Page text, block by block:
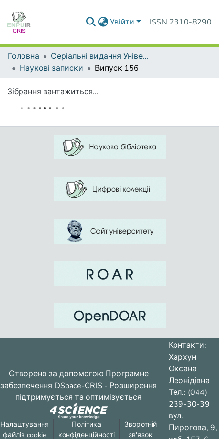
Увійти ISSN 2310-8290
Головна
Серіальні видання Університету
Наукові записки
Випуск 156
Зібрання вантажиться...
Створено за допомогою Програмне
забезпечення DSpace-CRIS - Розширення
підтримується та оптимізується
Налаштування
файлів cookie
Політика
конфіденційності
Зворотній
зв'язок
Контакти:
Хархун
Оксана
Леонідівна
Тел.: (044)
239-30-39
вул.
Пирогова, 9,